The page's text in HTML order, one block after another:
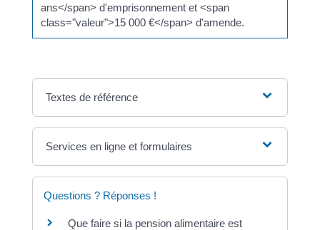
ans</span> d'emprisonnement et <span
class="valeur">15 000 €</span> d'amende.
Textes de référence
Services en ligne et formulaires
Questions ? Réponses !
Que faire si la pension alimentaire est